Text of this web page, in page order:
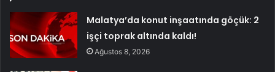
Malatya’da konut inşaatında göçük: 2
işçi toprak altında kaldı!
Ağustos 8, 2026